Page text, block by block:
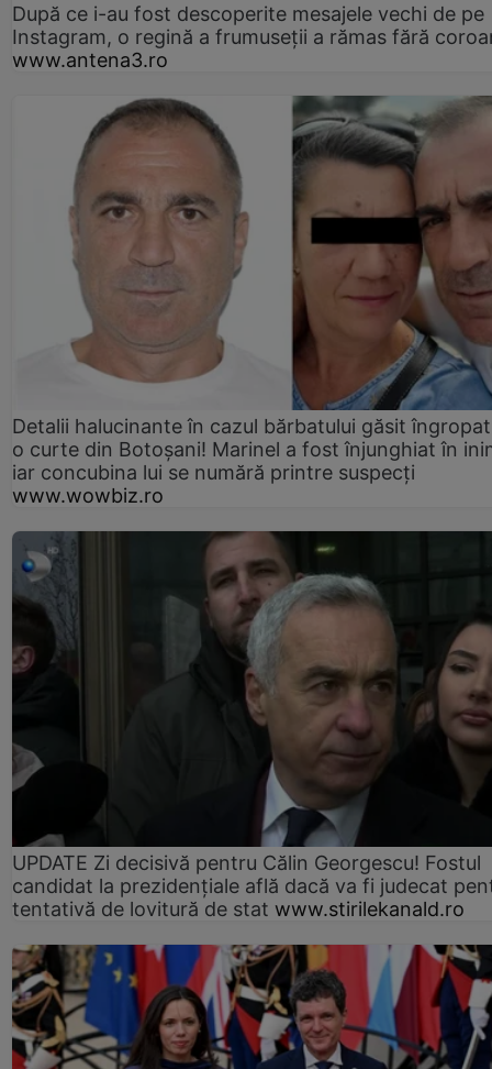
După ce i-au fost descoperite mesajele vechi de pe
Instagram, o regină a frumuseții a rămas fără
www.antena3.ro
Detalii halucinante în cazul bărbatului găsit
o curte din Botoșani! Marinel a fost înjunghiat în
iar concubina lui se numără printre suspecți
www.wowbiz.ro
UPDATE Zi decisivă pentru Călin Georgescu! Fostul
candidat la prezidențiale află dacă va fi judecat
tentativă de lovitură de stat www.stirilekanald.ro